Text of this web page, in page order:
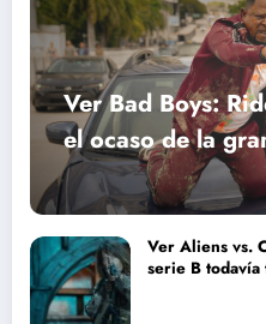
Ver Bad Boys:
el ocaso de la
Ver Aliens vs.
serie B